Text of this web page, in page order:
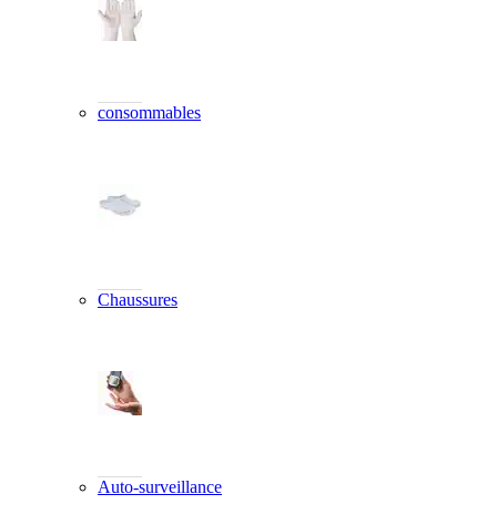
consommables
Chaussures
Auto-surveillance